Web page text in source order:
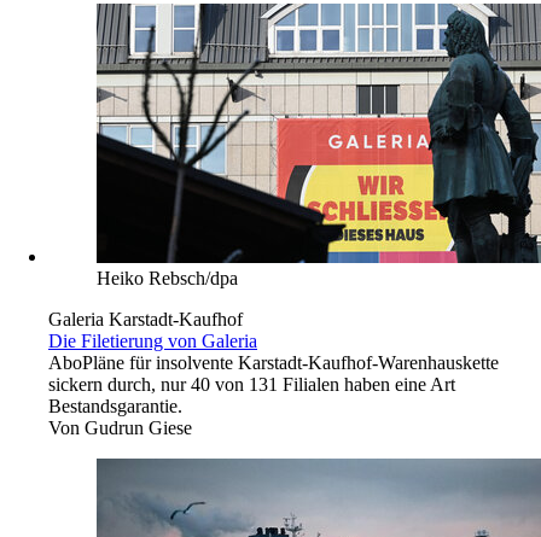
Heiko Rebsch/dpa
Galeria Karstadt-Kaufhof
Die Filetierung von Galeria
AboPläne für insolvente Karstadt-Kaufhof-Warenhauskette
sickern durch, nur 40 von 131 Filialen haben eine Art
Bestandsgarantie.
Von Gudrun Giese